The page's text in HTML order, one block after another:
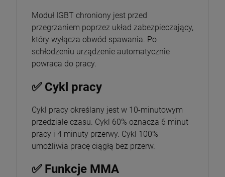
Moduł IGBT chroniony jest przed
przegrzaniem poprzez układ zabezpieczający,
który wyłącza obwód spawania. Po
schłodzeniu urządzenie automatycznie
powraca do pracy.
✅ Cykl pracy
Cykl pracy określany jest w 10-minutowym
przedziale czasu. Cykl 60% oznacza 6 minut
pracy i 4 minuty przerwy. Cykl 100%
umożliwia pracę ciągłą bez przerw.
✅ Funkcje MMA